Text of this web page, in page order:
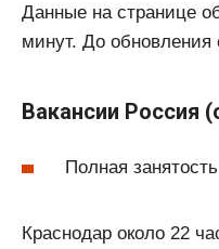
Данные на странице
минут. До обновления
Вакансии Россия
Полная занятость
Краснодар около 22